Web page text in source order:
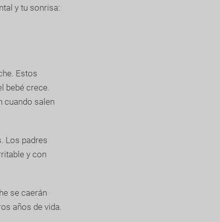
y tu sonrisa:
Estos
bebé crece.
cuando salen
Los padres
y con
se caerán
años de vida.